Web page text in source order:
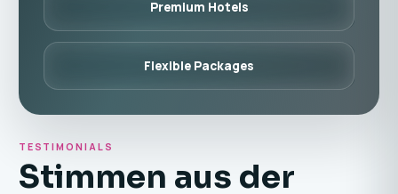
Premium Hotels
Flexible Packages
TESTIMONIALS
Stimmen aus der